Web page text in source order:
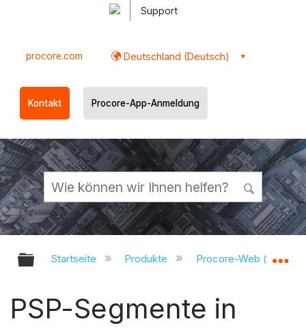
Support
procore.com Deutschland (Deutsch)
Kontakt Procore-App-Anmeldung
Globale Hierarchie auf- und
Startseite Produkte Procore-Web
PSP-Segmente in